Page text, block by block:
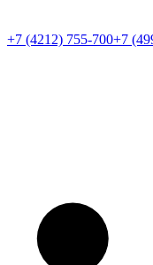
+7 (4212) 755-700+7